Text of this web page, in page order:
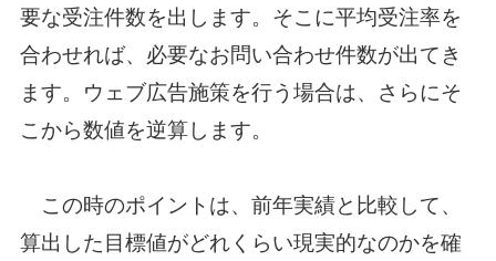
要な受注件数を出します。そこに平均受注率を
合わせれば、必要なお問い合わせ件数が出てき
ます。ウェブ広告施策を行う場合は、さらにそ
こから数値を逆算します。
この時のポイントは、前年実績と比較して、
算出した目標値がどれくらい現実的なのかを確